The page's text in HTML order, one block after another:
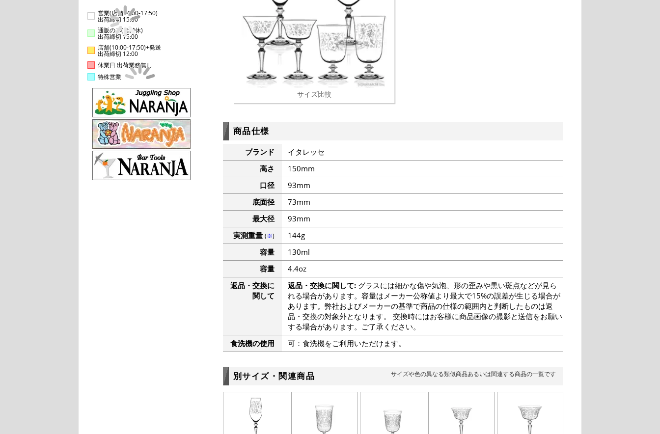
営業(店舗14:00-17:50)
出荷締切 15:00
通販のみ(店舗休)
出荷締切 15:00
店舗(10:00-17:50)+発送
出荷締切 12:00
休業日 出荷業務無し
特殊営業
サイズ比較
商品仕様
ブランド
イタレッセ
高さ
150mm
口径
93mm
底面径
73mm
最大径
93mm
実測重量 (※)
144g
容量
130ml
容量
4.4oz
返品・交換に
関して
返品・交換に関して:グラスには細かな傷や気泡、形の歪みや黒い斑点などが見ら
れる場合があります。容量はメーカー公称値より最大で15%の誤差が生じる場合が
あります。弊社およびメーカーの基準で商品の仕様の範囲内と判断したものは返
品・交換の対象外となります。 交換時にはお客様に商品画像の撮影と送信をお願い
する場合があります。ご了承ください。
食洗機の使用
可：食洗機をご利用いただけます。
別サイズ・関連商品 サイズや色の異なる類似商品あるいは関連する商品の一覧です